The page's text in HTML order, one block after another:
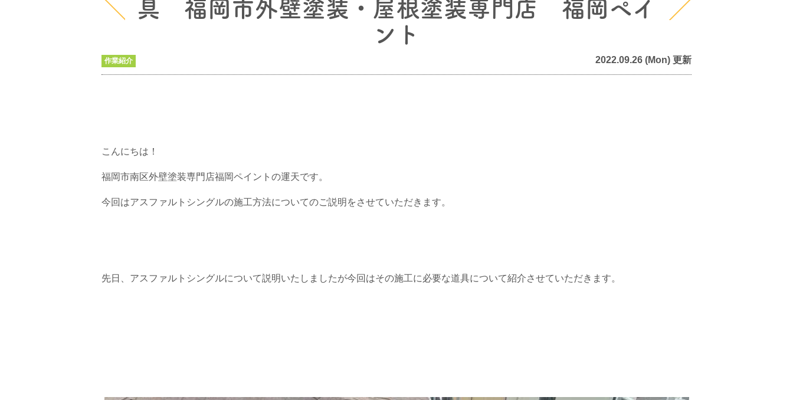
具 福岡市外壁塗装・屋根塗装専門店 福岡ペイ
ント
作業紹介 2022.09.26 (Mon) 更新
こんにちは！
福岡市南区外壁塗装専門店福岡ペイントの運天です。
今回はアスファルトシングルの施工方法についてのご説明をさせていただきます。
先日、アスファルトシングルについて説明いたしましたが今回はその施工に必要な道具について紹介させていただきます。